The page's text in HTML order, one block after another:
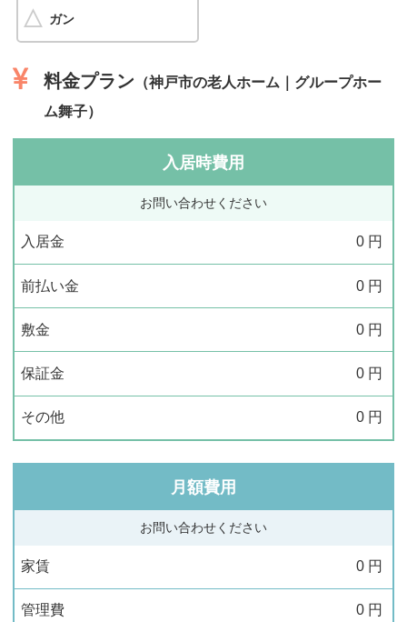
ガン
料金プラン （神戸市の老人ホーム｜グループホー
ム舞子）
入居時費用
お問い合わせください
入居金 0 円
前払い金 0 円
敷金 0 円
保証金 0 円
その他 0 円
月額費用
お問い合わせください
家賃 0 円
管理費 0 円